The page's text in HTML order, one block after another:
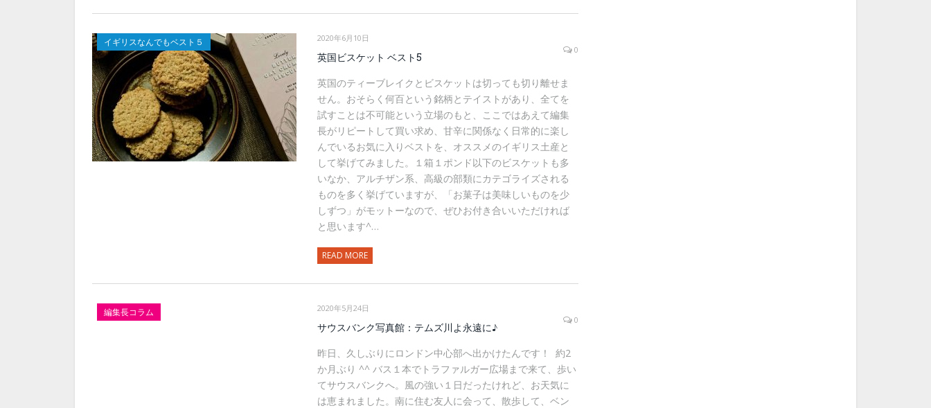
イギリスなんでもベスト５
2020年6月10日
0
英国ビスケット ベスト5
英国のティーブレイクとビスケットは切っても切り離せま
せん。おそらく何百という銘柄とテイストがあり、全てを
試すことは不可能という立場のもと、ここではあえて編集
長がリピートして買い求め、甘辛に関係なく日常的に楽し
んでいるお気に入りベストを、オススメのイギリス土産と
して挙げてみました。１箱１ポンド以下のビスケットも多
いなか、アルチザン系、高級の部類にカテゴライズされる
ものを多く挙げていますが、「お菓子は美味しいものを少
しずつ」がモットーなので、ぜひお付き合いいただければ
と思います^…
READ MORE
編集長コラム
2020年5月24日
0
サウスバンク写真館：テムズ川よ永遠に♪
昨日、久しぶりにロンドン中心部へ出かけたんです！ 約2
か月ぶり ^^ バス１本でトラファルガー広場まで来て、歩い
てサウスバンクへ。風の強い１日だったけれど、お天気に
は恵まれました。南に住む友人に会って、散歩して、ベン